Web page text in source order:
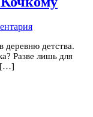
деревню детства.
Разве лишь для
[…]